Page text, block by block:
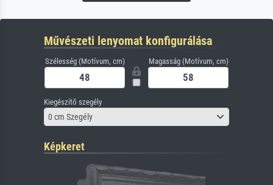
Művészeti lenyomat konfigurálása
Szélesség (Motívum, cm) Magasság (Motívum, cm)
Kiegészítő szegély
0 cm Szegély
Képkeret